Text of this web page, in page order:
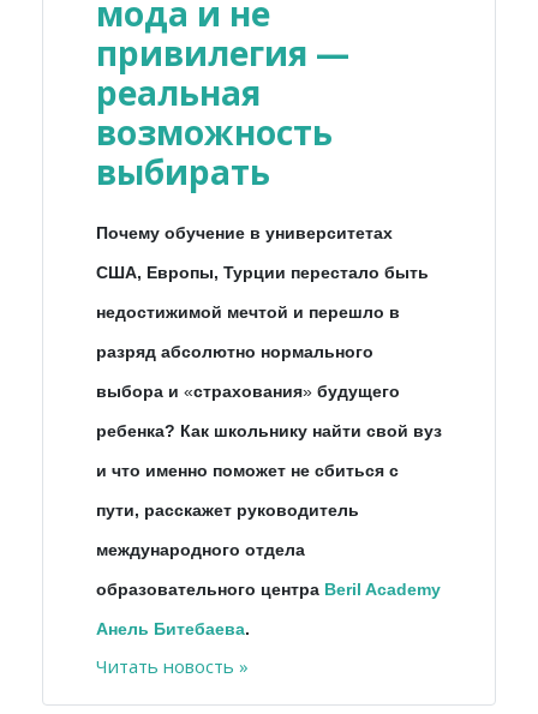
мода и не
привилегия —
реальная
возможность
выбирать
Почему обучение в университетах
США, Европы, Турции перестало быть
недостижимой мечтой и перешло в
разряд абсолютно нормального
выбора и «страхования» будущего
ребенка? Как школьнику найти свой вуз
и что именно поможет не сбиться с
пути, расскажет руководитель
международного отдела
образовательного центра Beril Academy
Анель Битебаева.
Читать новость »